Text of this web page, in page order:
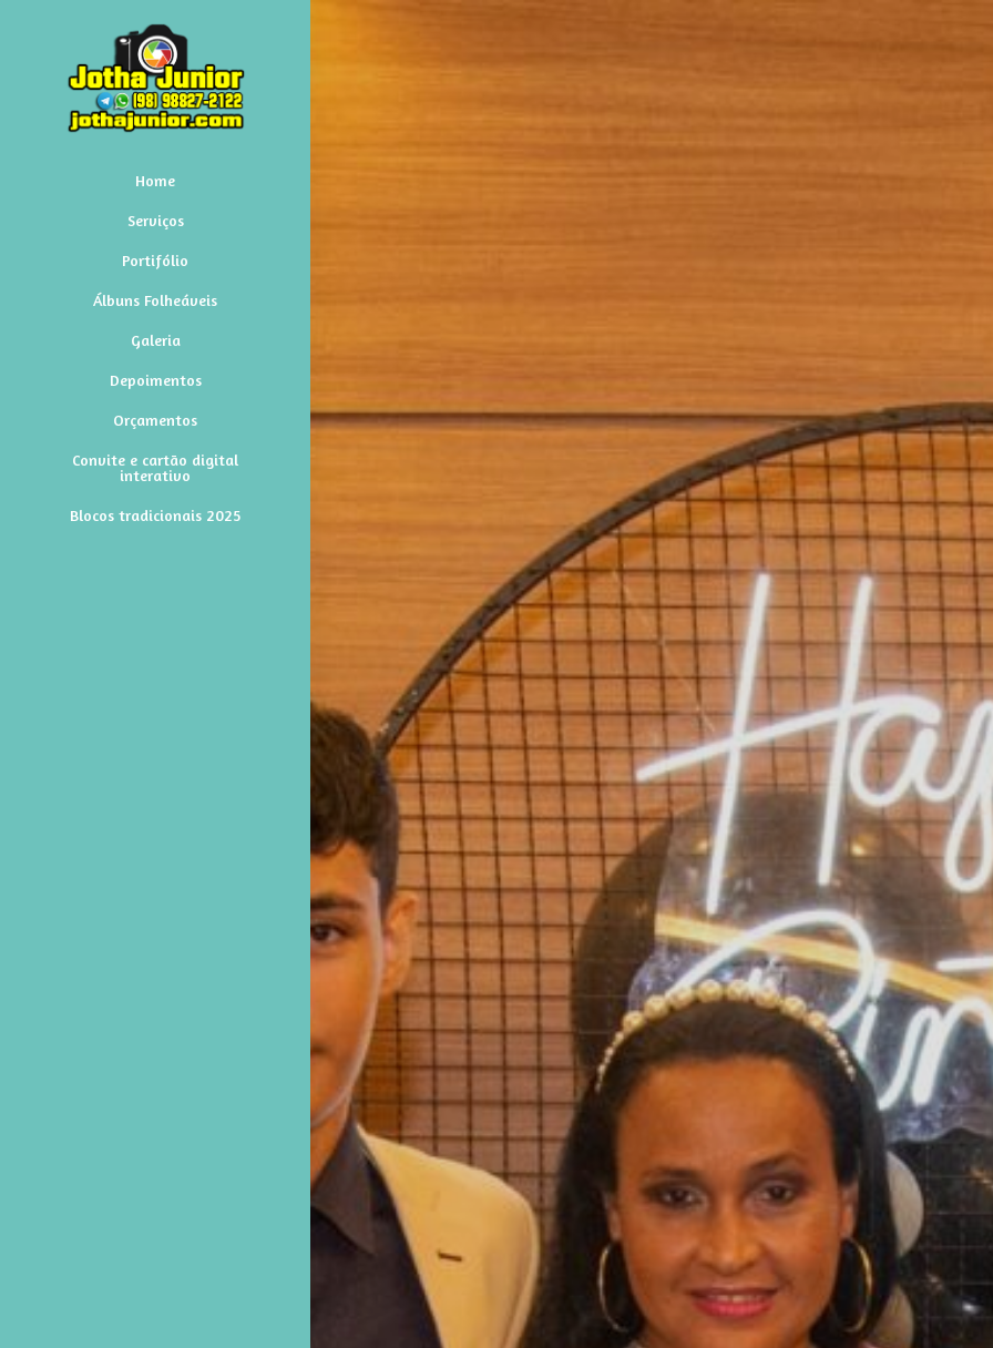
Home
Serviços
Portifólio
Álbuns Folheáveis
Galeria
Depoimentos
Orçamentos
Convite e cartão digital
interativo
Blocos tradicionais 2025